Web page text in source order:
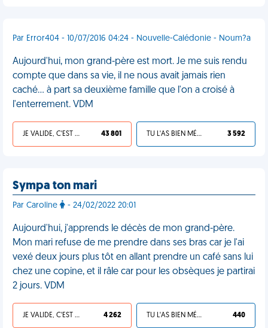
Par Error404 - 10/07/2016 04:24 - Nouvelle-Calédonie - Noum?a
Aujourd'hui, mon grand-père est mort. Je me suis rendu
compte que dans sa vie, il ne nous avait jamais rien
caché... à part sa deuxième famille que l'on a croisé à
l'enterrement. VDM
JE VALIDE, C'EST UNE VDM 43 801 TU L'AS BIEN MÉRITÉ 3 592
Sympa ton mari
Par Caroline - 24/02/2022 20:01
Aujourd'hui, j'apprends le décès de mon grand-père.
Mon mari refuse de me prendre dans ses bras car je l'ai
vexé deux jours plus tôt en allant prendre un café sans lui
chez une copine, et il râle car pour les obsèques je partirai
2 jours. VDM
JE VALIDE, C'EST UNE VDM 4 262 TU L'AS BIEN MÉRITÉ 440